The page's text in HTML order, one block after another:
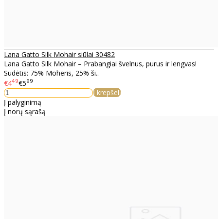
Lana Gatto Silk Mohair siūlai 30482
Lana Gatto Silk Mohair – Prabangiai švelnus, purus ir lengvas!
Sudėtis: 75% Moheris, 25% ši..
€449€599
Į krepšelį
Į palyginimą
Į norų sąrašą